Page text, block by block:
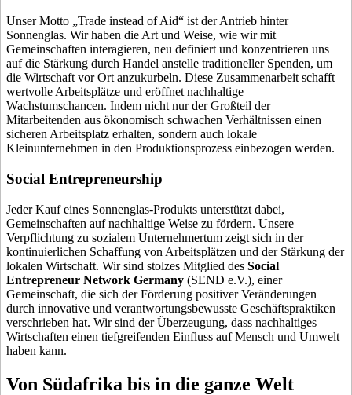
Unser Motto „Trade instead of Aid“ ist der Antrieb hinter
Sonnenglas. Wir haben die Art und Weise, wie wir mit
Gemeinschaften interagieren, neu definiert und konzentrieren uns
auf die Stärkung durch Handel anstelle traditioneller Spenden, um
die Wirtschaft vor Ort anzukurbeln. Diese Zusammenarbeit schafft
wertvolle Arbeitsplätze und eröffnet nachhaltige
Wachstumschancen. Indem nicht nur der Großteil der
Mitarbeitenden aus ökonomisch schwachen Verhältnissen einen
sicheren Arbeitsplatz erhalten, sondern auch lokale
Kleinunternehmen in den Produktionsprozess einbezogen werden.
Social Entrepreneurship
Jeder Kauf eines Sonnenglas-Produkts unterstützt dabei,
Gemeinschaften auf nachhaltige Weise zu fördern. Unsere
Verpflichtung zu sozialem Unternehmertum zeigt sich in der
kontinuierlichen Schaffung von Arbeitsplätzen und der Stärkung der
lokalen Wirtschaft. Wir sind stolzes Mitglied des Social
Entrepreneur Network Germany (SEND e.V.), einer
Gemeinschaft, die sich der Förderung positiver Veränderungen
durch innovative und verantwortungsbewusste Geschäftspraktiken
verschrieben hat. Wir sind der Überzeugung, dass nachhaltiges
Wirtschaften einen tiefgreifenden Einfluss auf Mensch und Umwelt
haben kann.
Von Südafrika bis in die ganze Welt